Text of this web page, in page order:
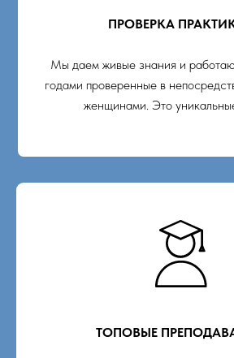
ПРОВЕРКА
Мы даем живые знания и
годами проверенные в
женщинами. Это
ТОПОВЫЕ